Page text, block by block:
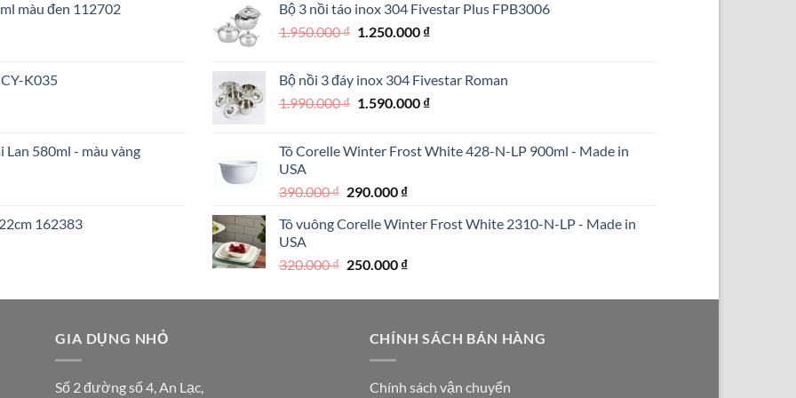
màu đen 112702
K035
Lan 580ml - màu vàng
162383
890.000 ₫.là:
690.000 ₫.
Bộ 3 nồi táo inox 304 Fivestar Plus FPB3006
1.950.000₫ Giá
1.950.000 ₫.
1.250.000 ₫Giá
là:
1.250.000 ₫.
Bộ nồi 3 đáy inox 304 Fivestar Roman
1.990.000₫ Giá
1.990.000 ₫.
1.590.000 ₫Giá
là:
Tô Corelle Winter Frost White 428-N-LP 900ml - Made in
USA
390.000₫ Giá
là:
290.000 ₫Giá
tại
290.000 ₫.
Tô vuông Corelle Winter Frost White 2310-N-LP - Made in
USA
320.000₫ Giá
là:
250.000 ₫Giá
tại
250.000 ₫.
GIA DỤNG NHỎ
Số 2 đường số 4, An Lạc,
CHÍNH SÁCH BÁN HÀNG
Chính sách vận chuyển